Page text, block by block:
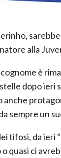
alla
è
dopo ieri
anche
sempre un
tifosi, da ieri “
quasi ci